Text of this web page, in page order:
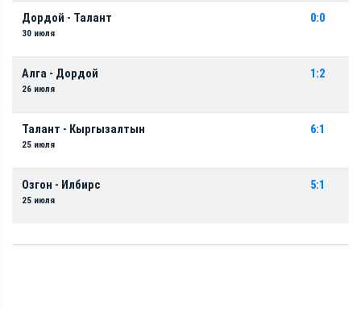
Дордой - Талант
30 июля
0:0
Алга - Дордой
26 июля
1:2
Талант - Кыргызалтын
25 июля
6:1
Озгон - Илбирс
25 июля
5:1